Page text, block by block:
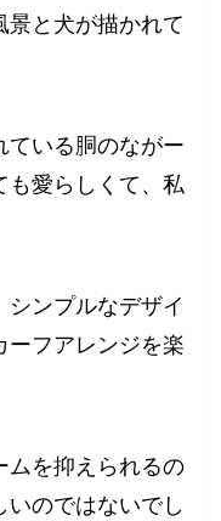
景と犬が描かれて
ている胴のながー
も愛らしくて、私
ンプルなデザイ
ーフアレンジを楽
ムを抑えられるの
いのではないでし